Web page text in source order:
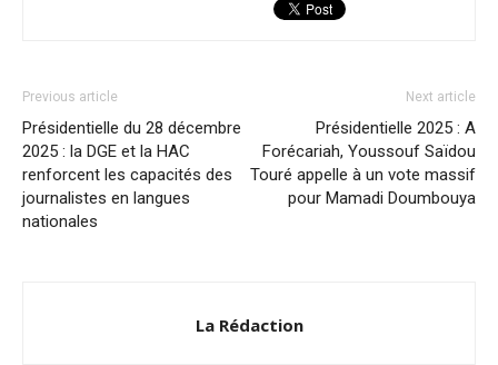
Previous article
Présidentielle du 28 décembre
2025 : la DGE et la HAC
renforcent les capacités des
journalistes en langues
nationales
Next article
Présidentielle 2025 : A
Forécariah, Youssouf Saïdou
Touré appelle à un vote massif
pour Mamadi Doumbouya
La Rédaction